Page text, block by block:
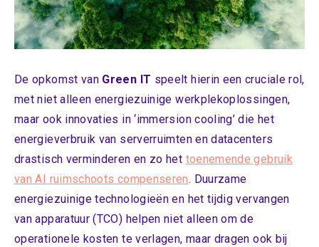
De opkomst van Green IT speelt hierin een cruciale rol,
met niet alleen energiezuinige werkplekoplossingen,
maar ook innovaties in ‘immersion cooling’ die het
energieverbruik van serverruimten en datacenters
drastisch verminderen en zo het toenemende gebruik
van AI ruimschoots compenseren. Duurzame
energiezuinige technologieën en het tijdig vervangen
van apparatuur (TCO) helpen niet alleen om de
operationele kosten te verlagen, maar dragen ook bij